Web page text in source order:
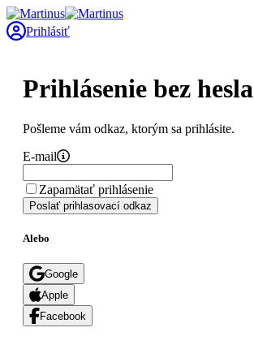
Prihlásiť
Prihlásenie bez hesla
Pošleme vám odkaz, ktorým sa prihlásite.
E-mail
Zapamätať prihlásenie
Poslať prihlasovací odkaz
Alebo
Google
Apple
Facebook